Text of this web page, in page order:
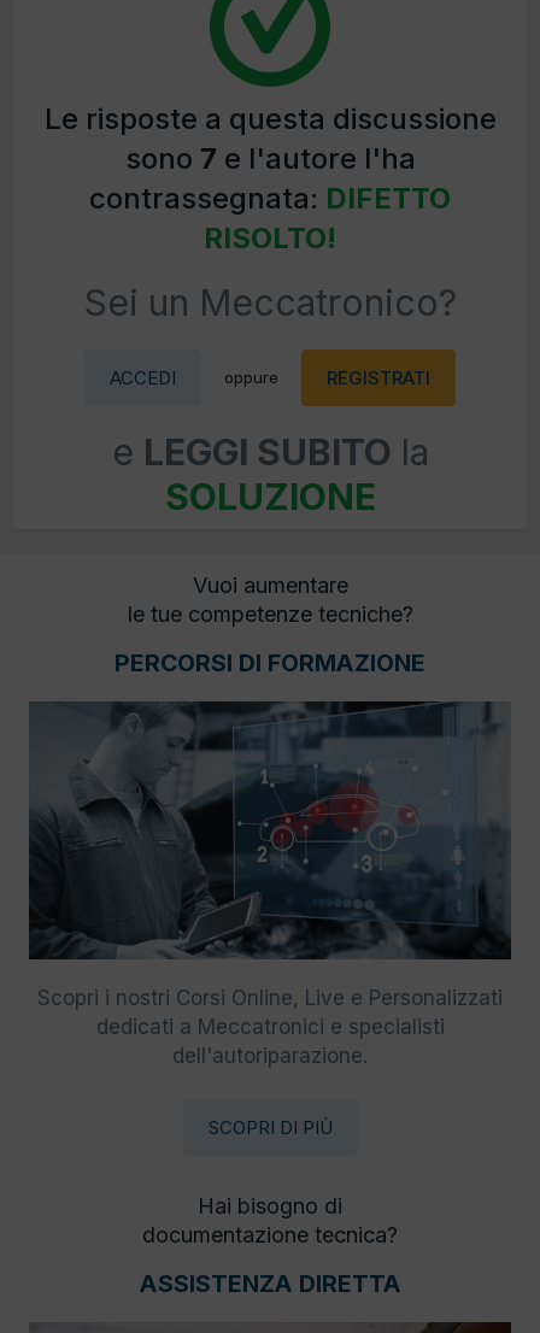
Le risposte a questa discussione
sono 7 e l'autore l'ha
contrassegnata: DIFETTO
RISOLTO!
Sei un Meccatronico?
ACCEDI oppure REGISTRATI
e LEGGI SUBITO la
SOLUZIONE
Vuoi aumentare
le tue competenze tecniche?
PERCORSI DI FORMAZIONE
Scopri i nostri Corsi Online, Live e Personalizzati
dedicati a Meccatronici e specialisti
dell'autoriparazione.
SCOPRI DI PIÙ
Hai bisogno di
documentazione tecnica?
ASSISTENZA DIRETTA